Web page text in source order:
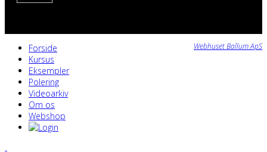
Webhuset Ballum ApS
Forside
Kursus
Eksempler
Polering
Videoarkiv
Om os
Webshop